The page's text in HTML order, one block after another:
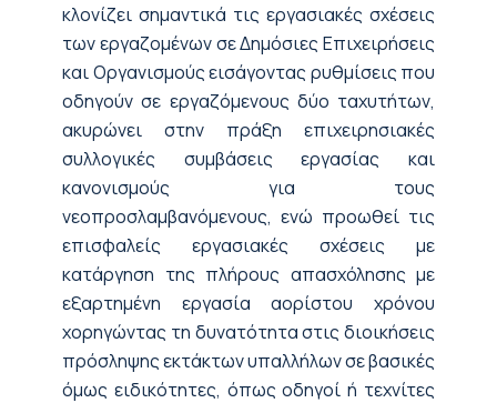
κλονίζει σημαντικά τις εργασιακές σχέσεις
των εργαζομένων σε Δημόσιες Επιχειρήσεις
και Οργανισμούς εισάγοντας ρυθμίσεις που
οδηγούν σε εργαζόμενους δύο ταχυτήτων,
ακυρώνει στην πράξη επιχειρησιακές
συλλογικές συμβάσεις εργασίας και
κανονισμούς για τους
νεοπροσλαμβανόμενους, ενώ προωθεί τις
επισφαλείς εργασιακές σχέσεις με
κατάργηση της πλήρους απασχόλησης με
εξαρτημένη εργασία αορίστου χρόνου
χορηγώντας τη δυνατότητα στις διοικήσεις
πρόσληψης εκτάκτων υπαλλήλων σε βασικές
όμως ειδικότητες, όπως οδηγοί ή τεχνίτες